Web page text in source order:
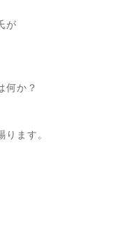
が
何か？
ます。